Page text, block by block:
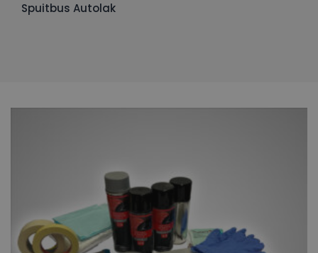
Spuitbus Autolak